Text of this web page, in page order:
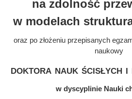
na zdolność
w modelach
oraz po złożeniu przepisanych
naukowy
doktora nauk ścisłych
w dyscyplinie Nauki